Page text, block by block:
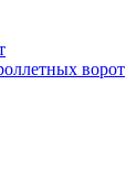
ворот